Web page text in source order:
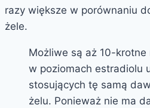
razy większe w porównaniu
żele.
Możliwe są aż 10-krotne
w poziomach estradiolu
stosujących tę samą
żelu. Ponieważ nie ma